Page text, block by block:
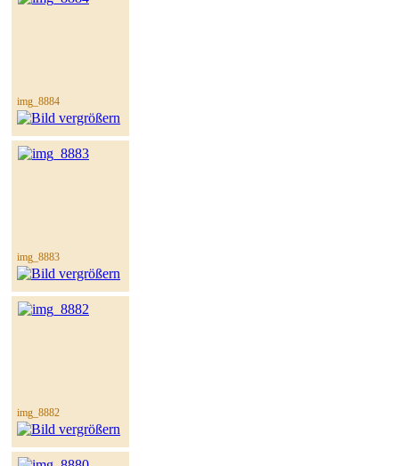
img_8884
img_8883
img_8882